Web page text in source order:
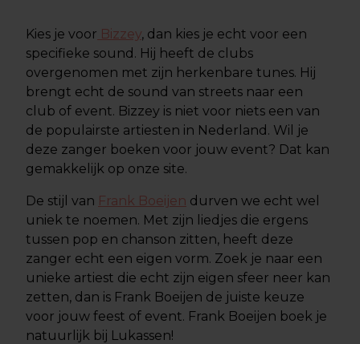
Kies je voor Bizzey, dan kies je echt voor een
specifieke sound. Hij heeft de clubs
overgenomen met zijn herkenbare tunes. Hij
brengt echt de sound van streets naar een
club of event. Bizzey is niet voor niets een van
de populairste artiesten in Nederland. Wil je
deze zanger boeken voor jouw event? Dat kan
gemakkelijk op onze site.
De stijl van Frank Boeijen durven we echt wel
uniek te noemen. Met zijn liedjes die ergens
tussen pop en chanson zitten, heeft deze
zanger echt een eigen vorm. Zoek je naar een
unieke artiest die echt zijn eigen sfeer neer kan
zetten, dan is Frank Boeijen de juiste keuze
voor jouw feest of event. Frank Boeijen boek je
natuurlijk bij Lukassen!